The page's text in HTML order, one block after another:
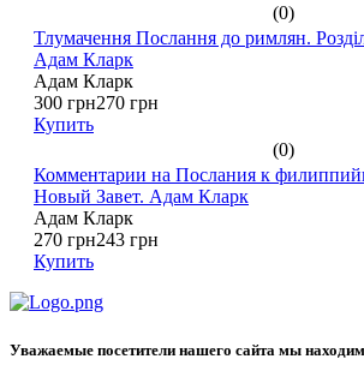
(0)
Тлумачення Послання до римлян.
Адам Кларк
Адам Кларк
300 грн270 грн
Купить
(0)
Комментарии на Послания к
Новый Завет. Адам Кларк
Адам Кларк
270 грн243 грн
Купить
Уважаемые посетители нашего сайта мы